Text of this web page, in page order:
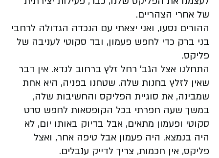
של אחרי הצהריים.
ההורים נסעו, ואני יצאתי עם הנכדה הגדולה לרחבי
בני ברק כדי לחפש פעמון, ובד סקוטי לעניבה של
פליקס.
התחלנו אצל הגב' רחל זלץ ברחוב לנדא. אין דבר
שאין לזלץ בחנות שלה. שטחנו בפניה, היא אחת
שמבינה, את סוגיית הפליקס והחשיבות שלה,
במשך שעה חפרתי בכל הקופסאות לחפש סרט
סקוטי ופעמון מתאים, אבל בדיוק באותו יום, לא
היה בנמצא. היה פעמון אבל טיפה אחר, ואצל
פליקס, אין חכמות, צריך לדייק ענבלים.